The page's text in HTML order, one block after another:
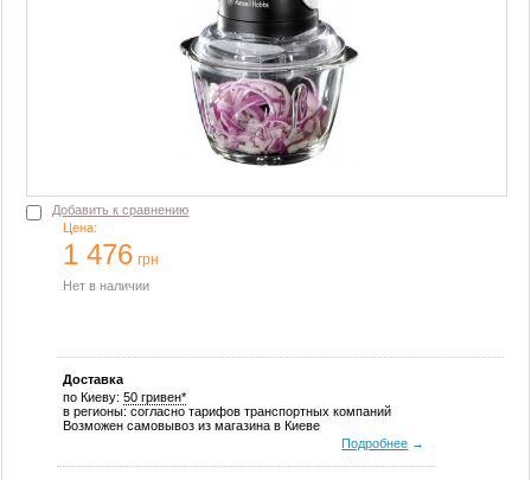
Добавить к сравнению
Цена:
1 476 грн
Нет в наличии
Доставка
по Киеву:50 гривен*
в регионы: согласно тарифов транспортных компаний
Возможен самовывоз из магазина в Киеве
Подробнее →